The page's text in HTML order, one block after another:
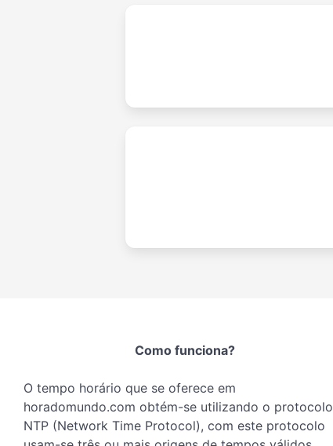
Como funciona?
O tempo horário que se oferece em
horadomundo.com obtém-se utilizando o protocolo
NTP (Network Time Protocol), com este protocolo